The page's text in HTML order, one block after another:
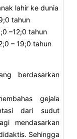
lahir ke dunia
tahun
–12;0 tahun
– 19;0 tahun
berdasarkan
gejala
dari sudut
mendasarkan
Sehingga